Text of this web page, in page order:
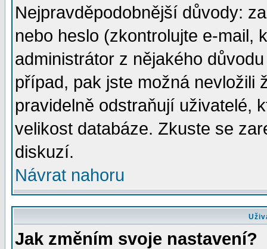
Nejpravděpodobnější důvody:
nebo heslo (zkontrolujte e-mail,
administrátor z nějakého
případ, pak jste možná nevložili
pravidelně odstraňují uživatelé,
velikost databáze. Zkuste se
diskuzí.
Návrat nahoru
Jak změním svoje nastavení?